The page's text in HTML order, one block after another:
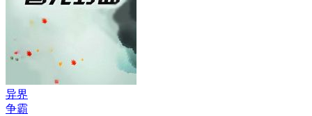
异界
争霸